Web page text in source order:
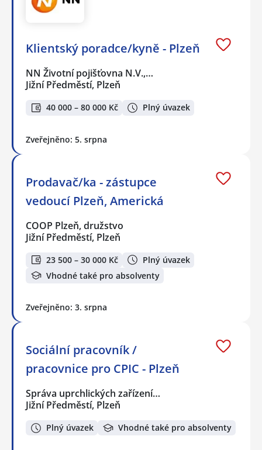
Klientský poradce/kyně - Plzeň
NN Životní pojišťovna N.V.,…
Jižní Předměstí, Plzeň
40 000 – 80 000 Kč Plný úvazek
Zveřejněno: 5. srpna
Prodavač/ka - zástupce
vedoucí Plzeň, Americká
COOP Plzeň, družstvo
Jižní Předměstí, Plzeň
23 500 – 30 000 Kč
Plný úvazek
Vhodné také pro absolventy
Zveřejněno: 3. srpna
Sociální pracovník /
pracovnice pro CPIC - Plzeň
Správa uprchlických zařízení…
Jižní Předměstí, Plzeň
Plný úvazek Vhodné také pro absolventy